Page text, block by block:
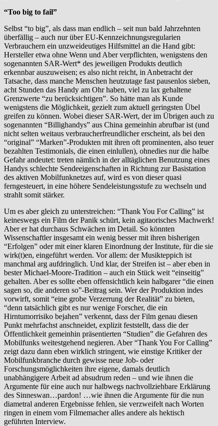
“Too big to fail”
Selbst “to big”, als dass man endlich – seit nun bald Jahrzehnten
überfällig – auch nur über EU-Kennzeichnungsregularien
Verbrauchern ein unzweideutiges Hilfsmittel an die Hand gibt:
Hersteller etwa ohne Wenn und Aber verpflichten, wenigstens den
sogenannten SAR-Wert* des jeweiligen Produkts deutlich
erkennbar auszuweisen; es also nicht reicht, in Anbetracht der
Tatsache, dass manche Menschen heutzutage fast pausenlos sieben,
acht Stunden das Handy am Ohr haben, viel zu lax gehaltene
Grenzwerte “zu berücksichtigen”. So hätte man als Kunde
wenigstens die Möglichkeit, gezielt zum aktuell geringsten Übel
greifen zu können. Wobei dieser SAR-Wert, der im Übrigen auch zu
sogenannten “Billighandys” aus China gemeinhin abrufbar ist (und
nicht selten weitaus verbraucherfreundlicher erscheint, als bei den
“original” “Marken”-Produkten mit ihren oft prominenten, also teuer
bezahlten Testimonials, die einen einlullen), ohnedies nur die halbe
Gefahr andeutet: treten nämlich in der alltäglichen Benutzung eines
Handys schlechte Sendeeigenschaften in Richtung zur Basistation
des aktiven Mobilfunknetzes auf, wird es von dieser quasi
ferngesteuert, in eine höhere Sendeleis­tungs­stufe zu wechseln und
strahlt somit stärker.
Um es aber gleich zu unterstreichen: “Thank You For Calling” ist
keineswegs ein Film der Panik schürt, kein agitaorisches Machwerk!
Aber er hat durchaus Schwächen im Detail. So könnten
Wissenschaftler insgesamt ein wenig besser mit ihren bisherigen
“Erfolgen” oder mit einer klaren Einordnung der Institute, für die sie
wirk(t)en, eingeführt werden. Vor allem: der Musikteppich ist
manchmal arg aufdringlich. Und klar, der Streifen ist – aber eben in
bester Michael-Moore-Tradition – auch ein Stück weit “einseitig”
gehalten. Aber es sollte eben offensichtlich kein halbgarer “die einen
sagen so, die anderen so”-Beitrag sein. Wer der Produktion indes
vorwirft, somit “eine grobe Verzerrung der Realität” zu bieten,
“denn tatsächlich gibt es nur wenige Forscher, die ein
Hirntumorrisiko bejahen” verkennt, dass der Film genau diesen
Punkt mehrfachst anschneidet, explizit feststellt, dass die der
Öffentlichkeit gemeinhin präsentierten “Studien” die Gefahren des
Mobilfunks weitestgehend negieren. Aber “Thank You For Calling”
zeigt dazu dann eben wirklich stringent, wie einstige Kritiker der
Mobilfunkbranche durch gewisse neue Job- oder
Forschungsmöglichkeiten ihre eigene, damals deutlich
unabhängigere Arbeit ad absudrum reden – und wie ihnen die
Argumente für eine auch nur halbwegs nachvollziehbare Erklärung
des Sinneswan…pardon! …wie ihnen die Argumente für die nun
diametral anderen Ergebnisse fehlen, sie verzweifelt nach Worten
ringen in einem vom Filmemacher alles andere als hektisch
geführten Interview.